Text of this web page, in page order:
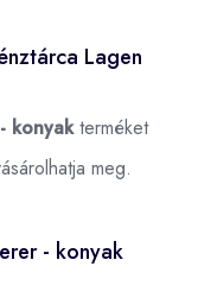
Lagen
konyakterméket
meg.
- konyak